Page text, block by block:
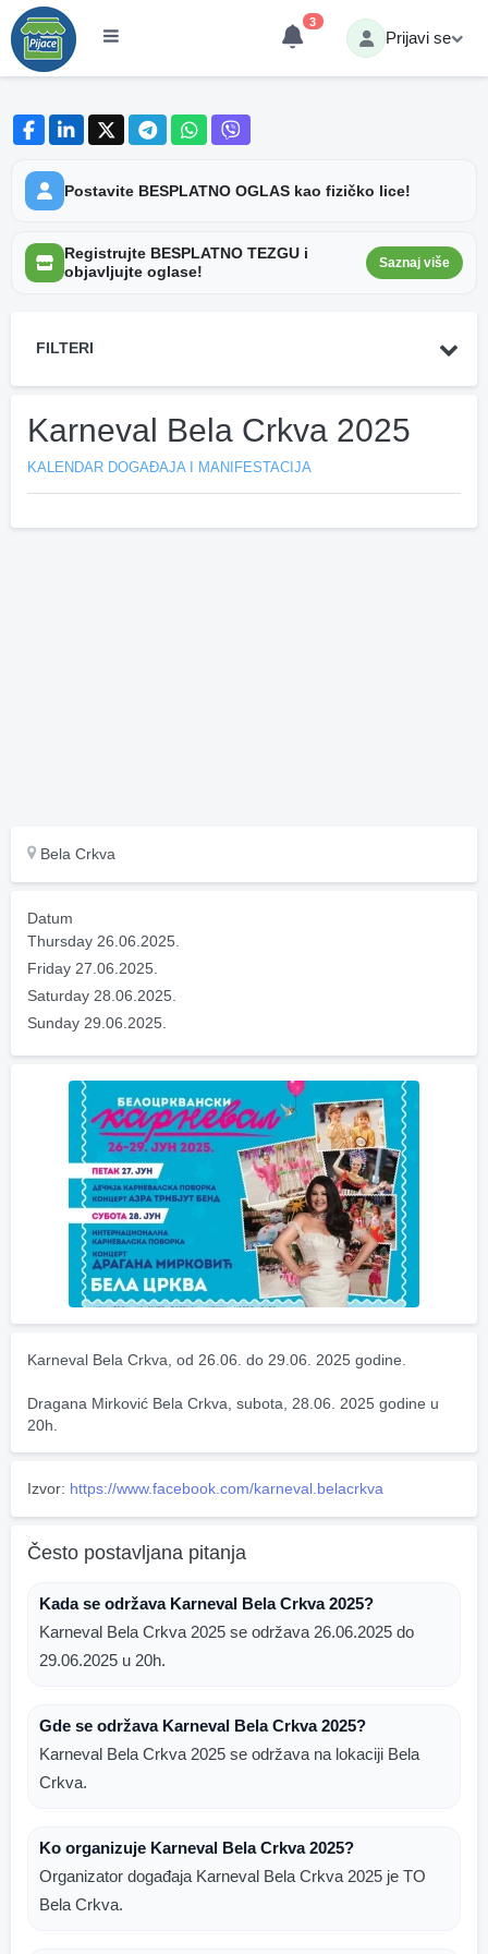
3
Prijavi se
Postavite BESPLATNO OGLAS kao fizičko lice!
Registrujte BESPLATNO TEZGU i
objavljujte oglase!
Saznaj više
FILTERI
Karneval Bela Crkva 2025
KALENDAR DOGAĐAJA I MANIFESTACIJA
Bela Crkva
Datum
Thursday 26.06.2025.
Friday 27.06.2025.
Saturday 28.06.2025.
Sunday 29.06.2025.
Karneval Bela Crkva, od 26.06. do 29.06. 2025 godine.
Dragana Mirković Bela Crkva, subota, 28.06. 2025 godine u
20h.
Izvor: https://www.facebook.com/karneval.belacrkva
Često postavljana pitanja
Kada se održava Karneval Bela Crkva 2025?
Karneval Bela Crkva 2025 se održava 26.06.2025 do
29.06.2025 u 20h.
Gde se održava Karneval Bela Crkva 2025?
Karneval Bela Crkva 2025 se održava na lokaciji Bela
Crkva.
Ko organizuje Karneval Bela Crkva 2025?
Organizator događaja Karneval Bela Crkva 2025 je TO
Bela Crkva.